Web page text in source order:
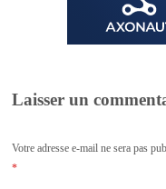
Laisser un
Votre adresse e-mail ne sera pas
*